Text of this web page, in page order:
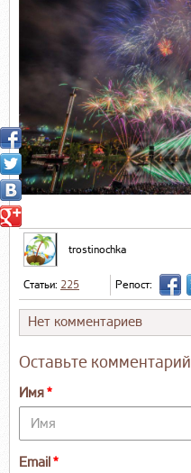
trostinochka
Статьи: 225 Репост:
Нет комментариев
Оставьте комментарий
Имя
Email